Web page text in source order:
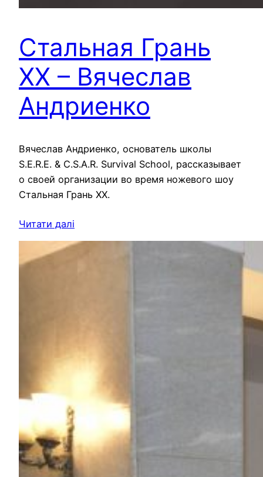
Стальная Грань
ХХ – Вячеслав
Андриенко
Вячеслав Андриенко, основатель школы
S.E.R.E. & C.S.A.R. Survival School, рассказывает
о своей организации во время ножевого шоу
Стальная Грань ХХ.
Читати далі